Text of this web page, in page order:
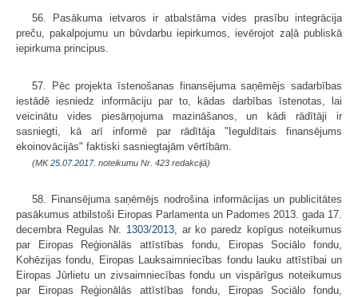
56. Pasākuma ietvaros ir atbalstāma vides prasību integrācija
preču, pakalpojumu un būvdarbu iepirkumos, ievērojot zaļā publiskā
iepirkuma principus.
57. Pēc projekta īstenošanas finansējuma saņēmējs sadarbības
iestādē iesniedz informāciju par to, kādas darbības īstenotas, lai
veicinātu vides piesārņojuma mazināšanos, un kādi rādītāji ir
sasniegti, kā arī informē par rādītāja "Ieguldītais finansējums
ekoinovācijās" faktiski sasniegtajām vērtībām.
(MK25.07.2017. noteikumu Nr. 423 redakcijā)
58. Finansējuma saņēmējs nodrošina informācijas un publicitātes
pasākumus atbilstoši Eiropas Parlamenta un Padomes 2013. gada 17.
decembra Regulas Nr. 1303/2013, ar ko paredz kopīgus noteikumus
par Eiropas Reģionālās attīstības fondu, Eiropas Sociālo fondu,
Kohēzijas fondu, Eiropas Lauksaimniecības fondu lauku attīstībai un
Eiropas Jūrlietu un zivsaimniecības fondu un vispārīgus noteikumus
par Eiropas Reģionālās attīstības fondu, Eiropas Sociālo fondu,